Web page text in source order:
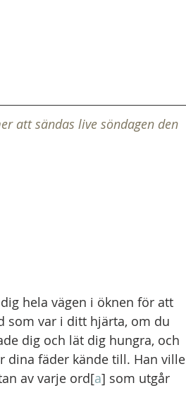
att sändas live söndagen den
som var i ditt hjärta, om du
dig och lät dig hungra, och
dina fäder kände till. Han ville
av varje ord[a] som utgår